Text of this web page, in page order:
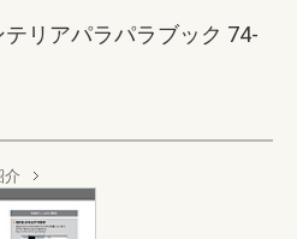
リアパラパラブック 74-
介